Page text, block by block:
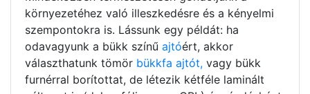
környezetéhez való illeszkedésre és a kényelmi
szempontokra is. Lássunk egy példát: ha
odavagyunk a bükk színű ajtóért, akkor
választhatunk tömör bükkfa ajtót, vagy bükk
furnérral borítottat, de létezik kétféle laminált